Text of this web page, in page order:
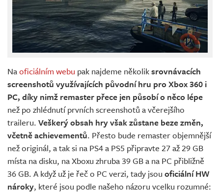
Naoficiálním webu pak najdeme několiksrovnávacích
screenshotů využívajících původní hru pro Xbox 360 i
PC, díky nimž remaster přece jen působí o něco lépe
než po zhlédnutí prvních screenshotů a včerejšího
traileru. Veškerý obsah hry však zůstane beze změn,
včetně achievementů. Přesto bude remaster objemnější
než originál, a tak si na PS4 a PS5 připravte 27 až 29 GB
místa na disku, na Xboxu zhruba 39 GB a na PC přibližně
36 GB. A když už je řeč o PC verzi, tady jsou oficiální HW
nároky, které jsou podle našeho názoru vcelku rozumné: